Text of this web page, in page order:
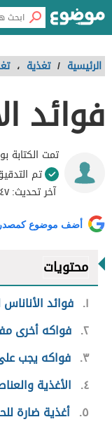
الرئيسية / تغذية ،
فوائد
تمت الكتابة
تم
آخر تحديث:١٤:٤٧
أضف موضوع
محتويات
١ فوائد
٢ فواكه أخرى
٣ فواكه يجب
٤
الأغذية
٥ أغذية ضارة